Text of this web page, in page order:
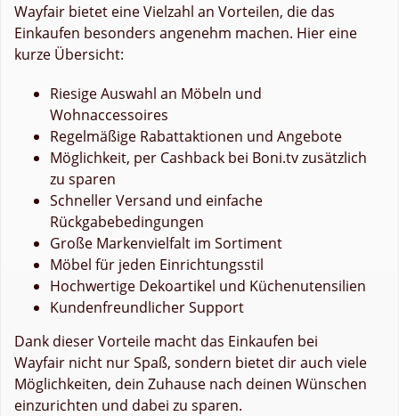
Wayfair bietet eine Vielzahl an Vorteilen, die das
Einkaufen besonders angenehm machen. Hier eine
kurze Übersicht:
Riesige Auswahl an Möbeln und
Wohnaccessoires
Regelmäßige Rabattaktionen und Angebote
Möglichkeit, per Cashback bei Boni.tv zusätzlich
zu sparen
Schneller Versand und einfache
Rückgabebedingungen
Große Markenvielfalt im Sortiment
Möbel für jeden Einrichtungsstil
Hochwertige Dekoartikel und Küchenutensilien
Kundenfreundlicher Support
Dank dieser Vorteile macht das Einkaufen bei
Wayfair nicht nur Spaß, sondern bietet dir auch viele
Möglichkeiten, dein Zuhause nach deinen Wünschen
einzurichten und dabei zu sparen.